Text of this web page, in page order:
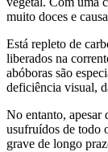
muito doces e
Está repleto de
liberados na
abóboras são
deficiência visual,
No entanto, apesar
usufruídos de todo
grave de longo